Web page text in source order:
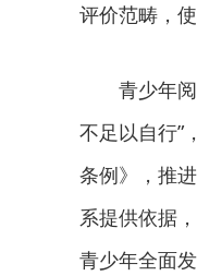
评价范畴，
青少年阅
不足以自行”
条例》，推
系提供依据
青少年全面